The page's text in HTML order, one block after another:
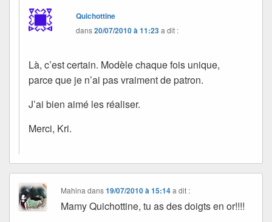
Quichottine
dans20/07/2010 à 11:23a dit :
Là, c’est certain. Modèle chaque fois unique,
parce que je n’ai pas vraiment de patron.
J’ai bien aimé les réaliser.
Merci, Kri.
Mahina dans19/07/2010 à 15:14 a dit :
Mamy Quichottine, tu as des doigts en or!!!!